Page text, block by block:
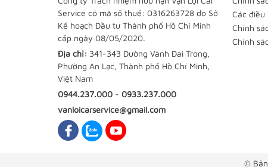
Service có mã số thuế: 0316263728 do Sở
Kế hoạch Đầu tư Thành phố Hồ Chí Minh
cấp ngày 08/05/2020.
Địa chỉ: 341-343 Đường Vành Đai Trong,
Phường An Lạc, Thành phố Hồ Chí Minh,
Việt Nam
0944.237.000 - 0933.237.000
vanloicarservice@gmail.com
Các điều
Chính
Chính
© Bản